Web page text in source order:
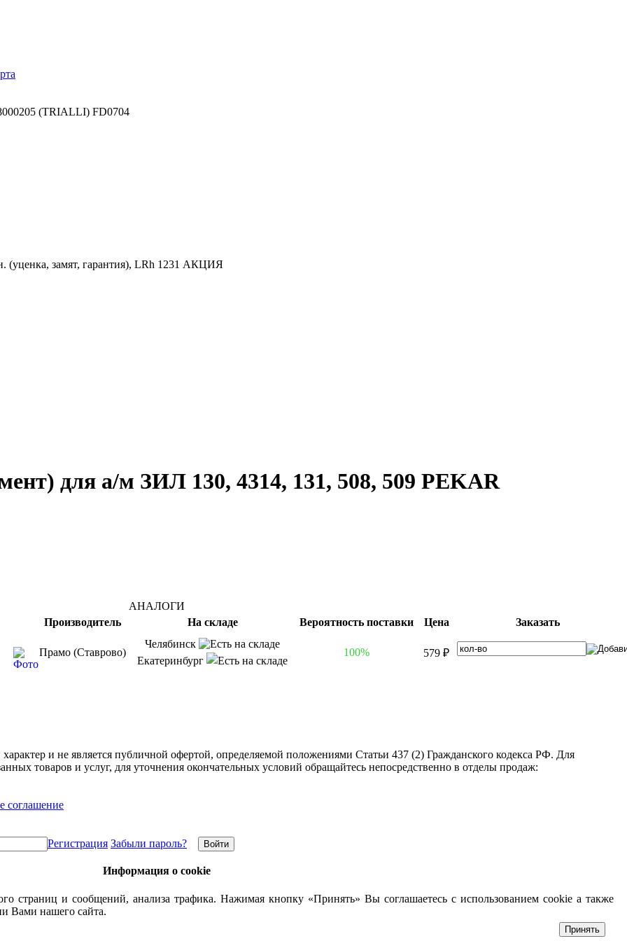
(TRIALLI) FD0704
(уценка, замят, гарантия), LRh 1231 АКЦИЯ
для а/м ЗИЛ 130, 4314, 131, 508, 509 PEKAR
АНАЛОГИ
Производитель
На складе Вероятность поставки Цена Заказать
Прамо (Ставрово)
Челябинск
Екатеринбург
100% 579 ₽
и не является публичной офертой, определяемой положениями Статьи 437 (2) Гражданского кодекса РФ. Для
товаров и услуг, для уточнения окончательных условий обращайтесь непосредственно в отделы продаж:
соглашение
Регистрация Забыли пароль?
Информация о cookie
страниц и сообщений, анализа трафика. Нажимая кнопку «Принять» Вы соглашаетесь с использованием cookie а также
Вами нашего сайта.
Принять